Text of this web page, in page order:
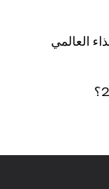
العالمي